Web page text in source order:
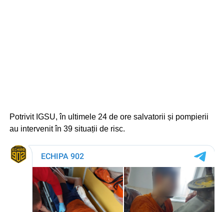
Potrivit IGSU, în ultimele 24 de ore salvatorii și pompierii
au intervenit în 39 situații de risc.